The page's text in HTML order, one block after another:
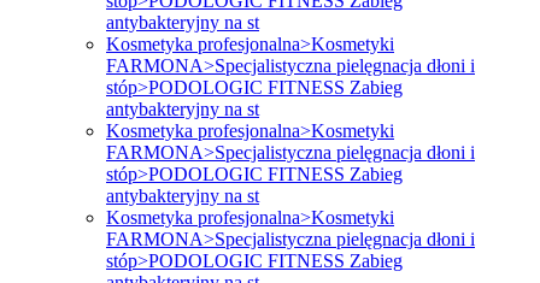
antybakteryjny na st
Kosmetyka profesjonalna>Kosmetyki
FARMONA>Specjalistyczna pielęgnacja dłoni i
stóp>PODOLOGIC FITNESS Zabieg
antybakteryjny na st
Kosmetyka profesjonalna>Kosmetyki
FARMONA>Specjalistyczna pielęgnacja dłoni i
stóp>PODOLOGIC FITNESS Zabieg
antybakteryjny na st
Kosmetyka profesjonalna>Kosmetyki
FARMONA>Specjalistyczna pielęgnacja dłoni i
stóp>PODOLOGIC FITNESS Zabieg